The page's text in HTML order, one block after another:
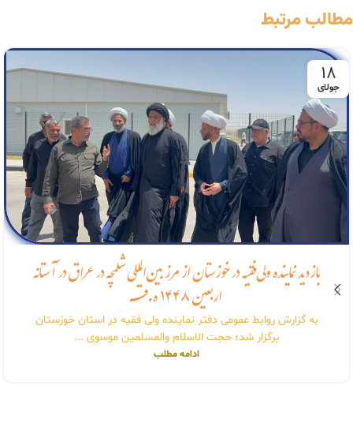
مطالب مرتبط
18
جولای
بازدید نماینده ولی‌فقیه در خوزستان از مرز بین‌المللی شلمچه در عراق در آستانه
اربعین ۱۴۴۸ ه.قـ
به گزارش روابط عمومی دفتر نماینده ولی فقیه در استان خوزستان
برگزار شد؛ حجت الاسلام والمسلمین موسوی ...
ادامه مطلب